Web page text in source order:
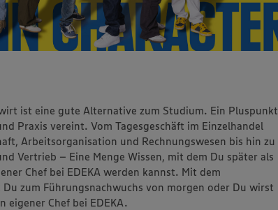
ist eine gute Alternative zum Studium. Ein Pluspunkt
Praxis vereint. Vom Tagesgeschäft im Einzelhandel
Arbeitsorganisation und Rechnungswesen bis hin zu
Vertrieb – Eine Menge Wissen, mit dem Du später als
Chef bei EDEKA werden kannst. Mit dem
zum Führungsnachwuchs von morgen oder Du wirst
eigener Chef bei EDEKA.